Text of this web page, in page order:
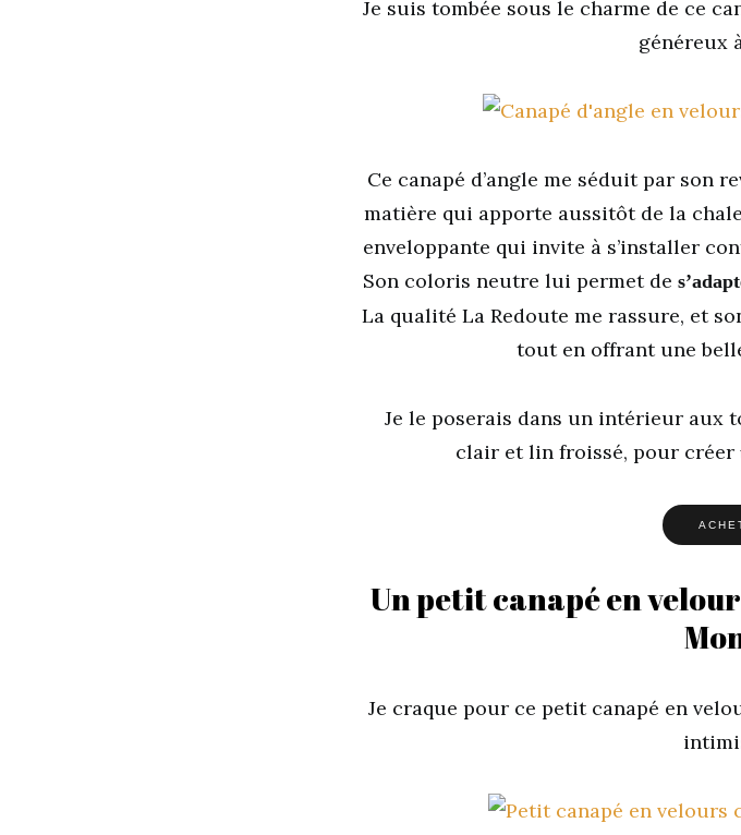
Je suis tombée sous le charme de ce
généreux
Ce canapé d’angle me séduit par son
matière qui apporte aussitôt de la
enveloppante qui invite à s’installer
Son coloris neutre lui permet de
La qualité La Redoute me rassure, et
tout en offrant une
Je le poserais dans un intérieur aux
clair et lin froissé, pour créer
Un petit canapé en
Je craque pour ce petit canapé en